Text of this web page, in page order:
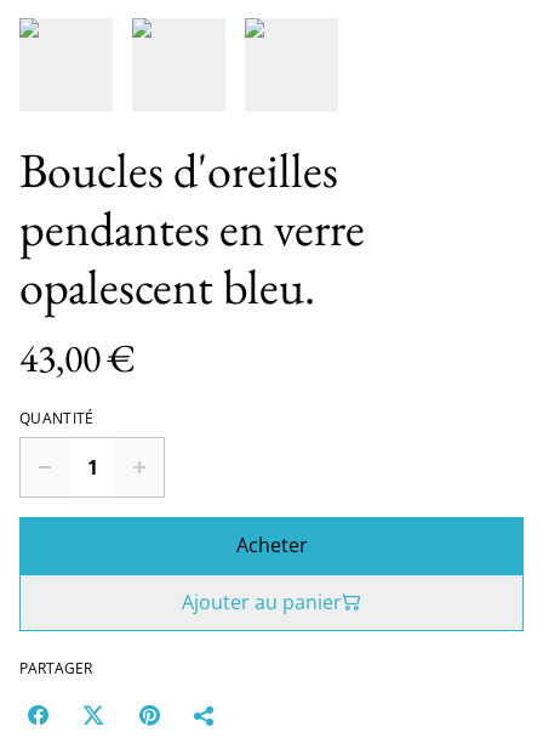
Boucles d'oreilles
pendantes en verre
opalescent bleu.
43,00 €
QUANTITÉ
Acheter
Ajouter au panier
PARTAGER